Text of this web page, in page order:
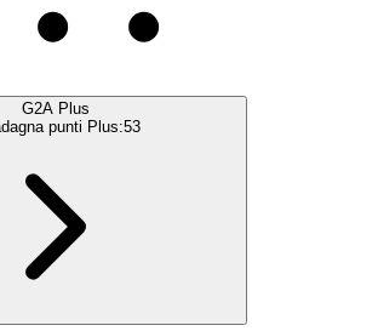
G2A Plus
punti Plus:53